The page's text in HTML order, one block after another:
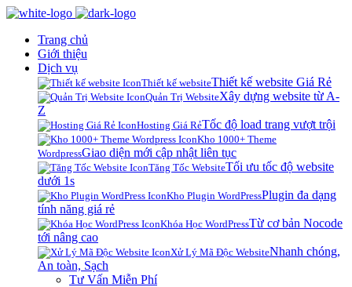
Trang chủ
Giới thiệu
Dịch vụ
Thiết kế websiteThiết kế website Giá Rẻ
Quản Trị WebsiteXây dựng website từ A-
Z
Hosting Giá RẻTốc độ load trang vượt trội
Kho 1000+ Theme
WordpressGiao diện mới cập nhật liên tục
Tăng Tốc WebsiteTối ưu tốc độ website
dưới 1s
Kho Plugin WordPressPlugin đa dạng
tính năng giá rẻ
Khóa Học WordPressTừ cơ bản Nocode
tới nâng cao
Xử Lý Mã Độc WebsiteNhanh chóng,
An toàn, Sạch
Tư Vấn Miễn Phí